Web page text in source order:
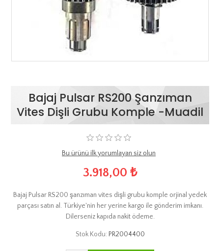
Bajaj Pulsar RS200 Şanzıman
Vites Dişli Grubu Komple -Muadil
Bu ürünü ilk yorumlayan siz olun
3.918,00 ₺
Bajaj Pulsar RS200 şanzıman vites dişli grubu komple orjinal yedek
parçası satın al. Türkiye'nin her yerine kargo ile gönderim imkanı.
Dilerseniz kapıda nakit ödeme.
Stok Kodu: PR2004400